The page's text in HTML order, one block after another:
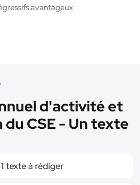
avantageux
d'activité et
CSE - Un texte
1 texte à rédiger